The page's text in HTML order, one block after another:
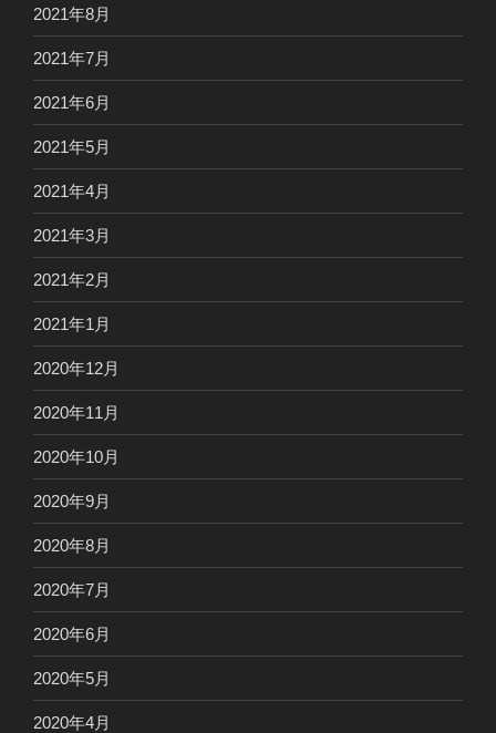
2021年8月
2021年7月
2021年6月
2021年5月
2021年4月
2021年3月
2021年2月
2021年1月
2020年12月
2020年11月
2020年10月
2020年9月
2020年8月
2020年7月
2020年6月
2020年5月
2020年4月